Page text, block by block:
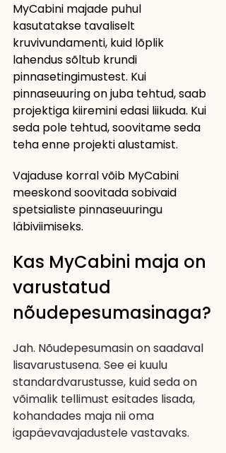
MyCabini majade puhul
kasutatakse tavaliselt
kruvivundamenti, kuid lõplik
lahendus sõltub krundi
pinnasetingimustest. Kui
pinnaseuuring on juba tehtud, saab
projektiga kiiremini edasi liikuda. Kui
seda pole tehtud, soovitame seda
teha enne projekti alustamist.
Vajaduse korral võib MyCabini
meeskond soovitada sobivaid
spetsialiste pinnaseuuringu
läbiviimiseks.
Kas MyCabini maja on
varustatud
nõudepesumasinaga?
Jah. Nõudepesumasin on saadaval
lisavarustusena. See ei kuulu
standardvarustusse, kuid seda on
võimalik tellimust esitades lisada,
kohandades maja nii oma
igapäevavajadustele vastavaks.